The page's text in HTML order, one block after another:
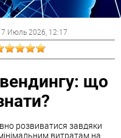
7 Июль 2026 , 12:17
що
розвиватися завдяки
витратам на